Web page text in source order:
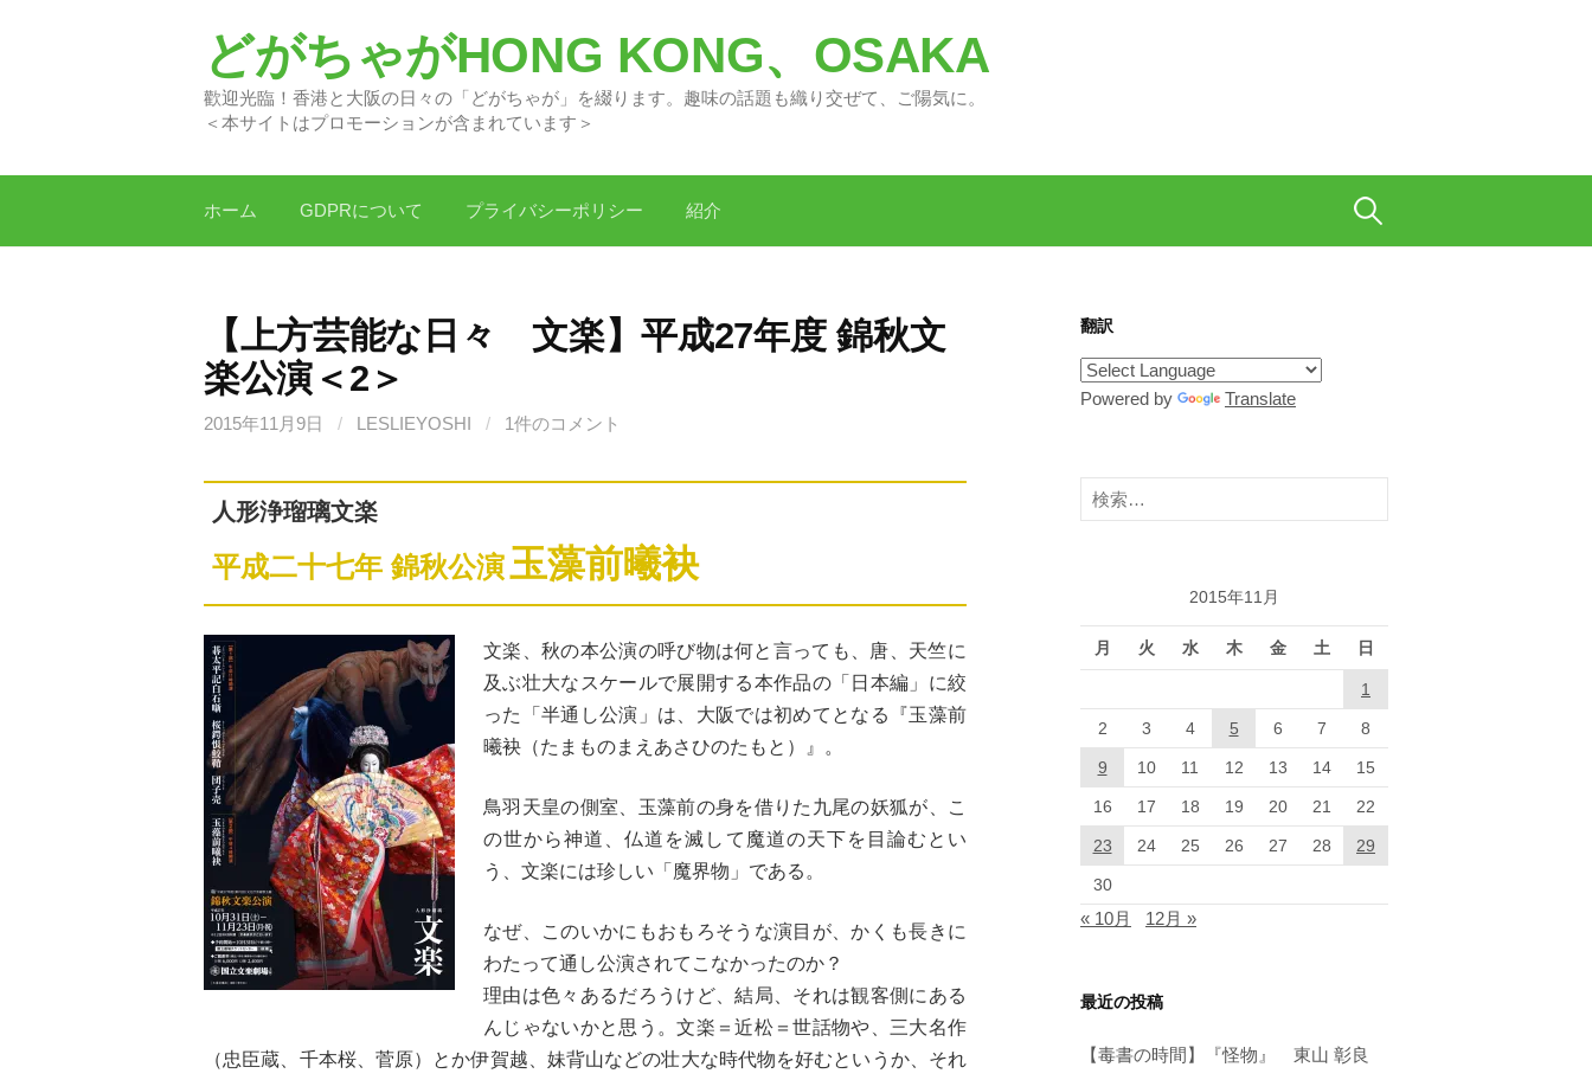
へ
どがちゃがHONG KONG、OSAKA
歡迎光臨！香港と大阪の日々の「どがちゃが」を綴ります。趣味の話題も織り交ぜて、ご陽気に。
＜本サイトはプロモーションが含まれています＞
ホーム GDPRについて プライバシーポリシー 紹介 検
【上方芸能な日々 文楽】平成27年度 錦秋文
楽公演＜2＞
2015年11月9日 / LESLIEYOSHI / 1件のコメント
人形浄瑠璃文楽
平成二十七年 錦秋公演玉藻前曦袂
文楽、秋の本公演の呼び物は何と言っても、唐、天竺に
及ぶ壮大なスケールで展開する本作品の「日本編」に絞
った「半通し公演」は、大阪では初めてとなる『玉藻前
曦袂（たまものまえあさひのたもと）』。
鳥羽天皇の側室、玉藻前の身を借りた九尾の妖狐が、こ
の世から神道、仏道を滅して魔道の天下を目論むとい
う、文楽には珍しい「魔界物」である。
なぜ、このいかにもおもろそうな演目が、かくも長きに
わたって通し公演されてこなかったのか？
理由は色々あるだろうけど、結局、それは観客側にある
んじゃないかと思う。文楽＝近松＝世話物や、三大名作
（忠臣蔵、千本桜、菅原）とか伊賀越、妹背山などの壮大な時代物を好むというか、それ
翻訳
Powered by Translate
検
索:
2015年11月
月 火 水 木 金 土 日
1
2 3 4 5 6 7 8
9 10 11 12 13 14 15
16 17 18 19 20 21 22
23 24 25 26 27 28 29
30
« 10月 12月 »
最近の投稿
【毒書の時間】『怪物』 東山 彰良